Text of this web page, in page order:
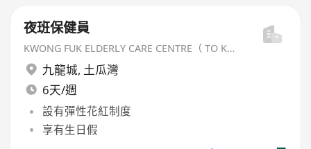
夜班保健員
KWONG FUK ELDERLY CARE CENTRE（ TO KWA WAN) LIMITED
九龍城, 土瓜灣
6天/週
設有彈性花紅制度
享有生日假